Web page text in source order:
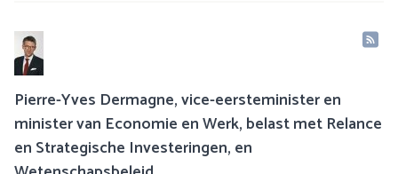
Pierre-Yves Dermagne, vice-eersteminister en
minister van Economie en Werk, belast met Relance
en Strategische Investeringen, en